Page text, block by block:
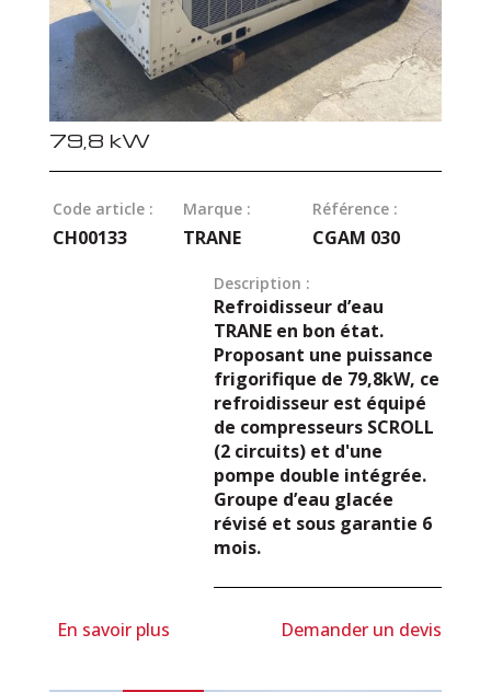
79,8 kW
Référence :
CGAM 030
Marque :
TRANE
Code article :
CH00133
Description :
Refroidisseur d’eau
TRANE en bon état.
Proposant une puissance
frigorifique de 79,8kW, ce
refroidisseur est équipé
de compresseurs SCROLL
(2 circuits) et d'une
pompe double intégrée.
Groupe d’eau glacée
révisé et sous garantie 6
mois.
En savoir plus Demander un devis